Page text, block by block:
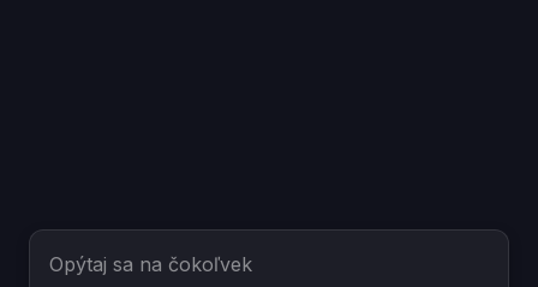
Opýtaj sa na čokoľvek